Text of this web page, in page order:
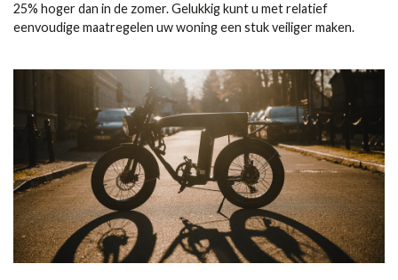
25% hoger dan in de zomer. Gelukkig kunt u met relatief
eenvoudige maatregelen uw woning een stuk veiliger maken.